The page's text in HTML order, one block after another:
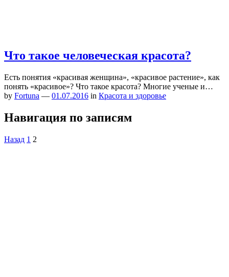
Что такое человеческая красота?
Есть понятия «красивая женщина», «красивое растение», как
понять «красивое»? Что такое красота? Многие ученые и…
by Fortuna — 01.07.2016 in Красота и здоровье
Навигация по записям
Назад 1 2